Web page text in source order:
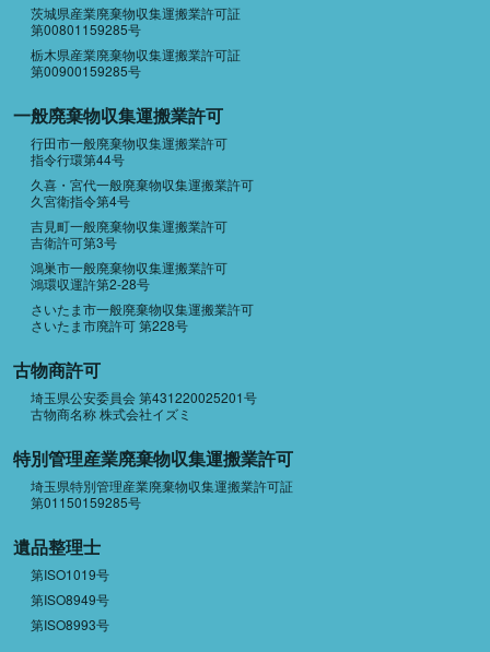
茨城県産業廃棄物収集運搬業許可証
第00801159285号
栃木県産業廃棄物収集運搬業許可証
第00900159285号
一般廃棄物収集運搬業許可
行田市一般廃棄物収集運搬業許可
指令行環第44号
久喜・宮代一般廃棄物収集運搬業許可
久宮衛指令第4号
吉見町一般廃棄物収集運搬業許可
吉衛許可第3号
鴻巣市一般廃棄物収集運搬業許可
鴻環収運許第2-28号
さいたま市一般廃棄物収集運搬業許可
さいたま市廃許可 第228号
古物商許可
埼玉県公安委員会 第431220025201号
古物商名称 株式会社イズミ
特別管理産業廃棄物収集運搬業許可
埼玉県特別管理産業廃棄物収集運搬業許可証
第01150159285号
遺品整理士
第ISO1019号
第ISO8949号
第ISO8993号